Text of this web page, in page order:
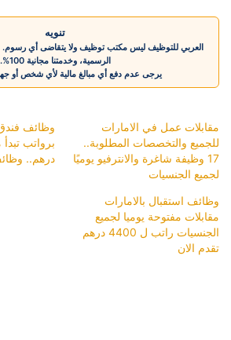
تنويه
العربي للتوظيف ليس مكتب توظيف ولا يتقاضى أي رسوم.
الرسمية، وخدمتنا مجانية 100%.
يرجى عدم دفع أي مبالغ مالية لأي شخص أو
مقابلات عمل في الامارات
للجميع والتخصصات المطلوبة..
17 وظيفة شاغرة والانترفيو يوميًا
لجميع الجنسيات
وظائف
درهم..
وظائف استقبال بالامارات
مقابلات مفتوحة يوميا لجميع
الجنسيات راتب ل 4400 درهم
تقدم الان